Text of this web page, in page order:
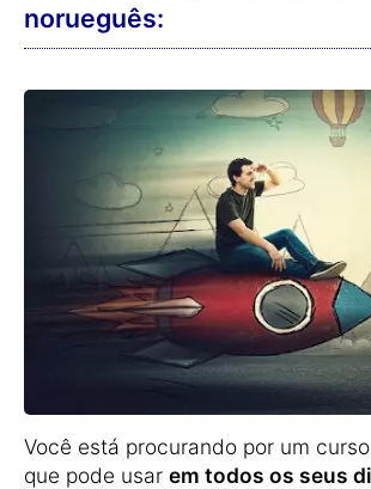
norueguês:
Você está procurando por um
que pode usar em todos os seus